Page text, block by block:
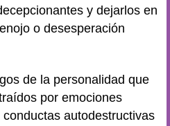
y dejarlos en
o desesperación
de la personalidad que
por emociones
autodestructivas